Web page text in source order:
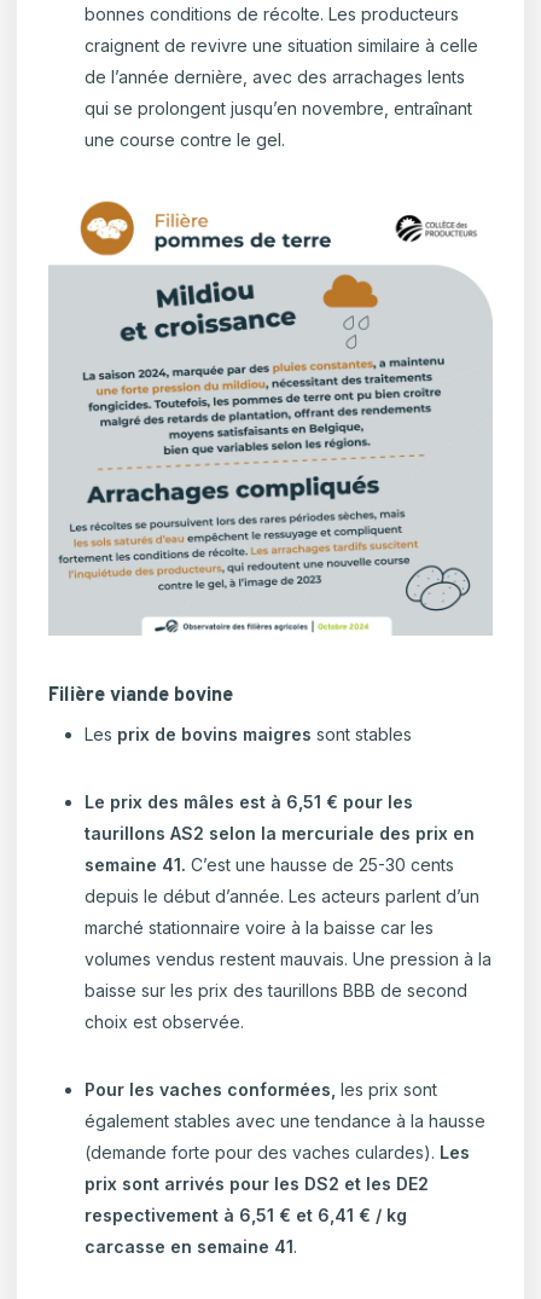
bonnes conditions de récolte. Les producteurs
craignent de revivre une situation similaire à celle
de l’année dernière, avec des arrachages lents
qui se prolongent jusqu’en novembre, entraînant
une course contre le gel.
Filière viande bovine
Les prix de bovins maigres sont stables
Le prix des mâles est à 6,51 € pour les
taurillons AS2 selon la mercuriale des prix en
semaine 41.C’est une hausse de 25-30 cents
depuis le début d’année. Les acteurs parlent d’un
marché stationnaire voire à la baisse car les
volumes vendus restent mauvais. Une pression à la
baisse sur les prix des taurillons BBB de second
choix est observée.
Pour les vaches conformées,les prix sont
également stables avec une tendance à la hausse
(demande forte pour des vaches culardes). Les
prix sont arrivés pour les DS2 et les DE2
respectivement à 6,51 € et 6,41 € / kg
carcasse en semaine 41.